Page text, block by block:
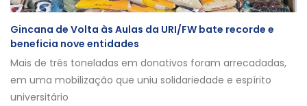
Gincana de Volta às Aulas da URI/FW bate recorde e
beneficia nove entidades
Mais de três toneladas em donativos foram arrecadadas,
em uma mobilização que uniu solidariedade e espírito
universitário